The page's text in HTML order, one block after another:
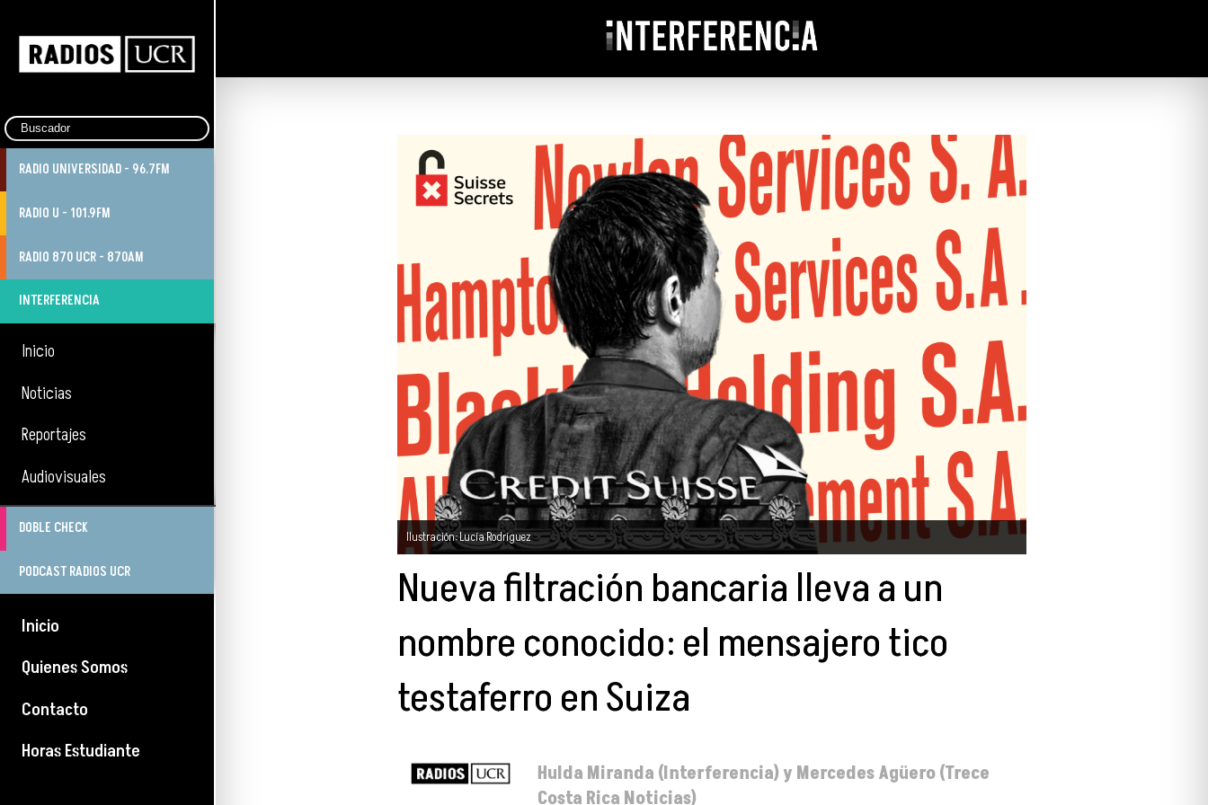
RADIO UNIVERSIDAD - 96.7FM
RADIO U - 101.9FM
RADIO 870 UCR - 870AM
INTERFERENCIA
Inicio
Noticias
Reportajes
Audiovisuales
DOBLE CHECK
PODCAST RADIOS UCR
Inicio
Quienes Somos
Contacto
Horas Estudiante
Ilustración: Lucía Rodríguez
Nueva filtración bancaria lleva a un
nombre conocido: el mensajero tico
testaferro en Suiza
Hulda Miranda (Interferencia) y Mercedes Agüero (Trece
Costa Rica Noticias)